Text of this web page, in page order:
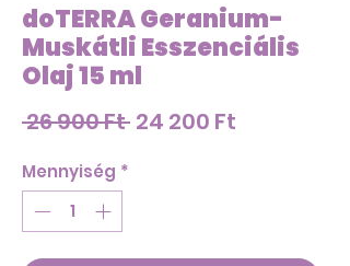
doTERRA Geranium-
Muskátli Esszenciális
Olaj 15 ml
26 900 Ft Szokásos
24 200 Ft
Mennyiség *